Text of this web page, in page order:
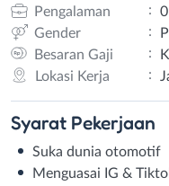
Pengalaman
:
Gender
:
Besaran Gaji
:
Lokasi Kerja
:
Syarat Pekerjaan
Suka dunia otomotif
Menguasai IG &